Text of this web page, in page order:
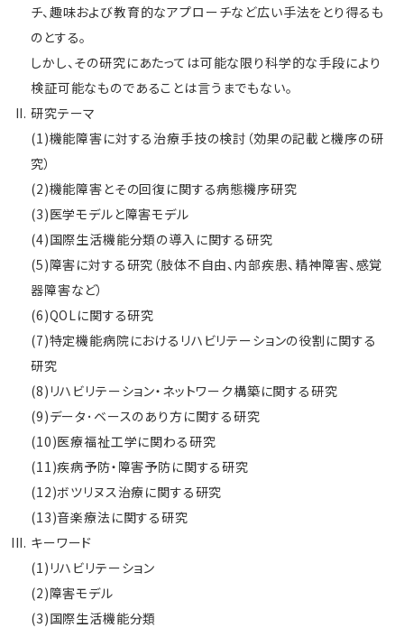
チ、趣味および教育的なアプローチなど広い手法をとり得るも
のとする。
しかし、その研究にあたっては可能な限り科学的な手段により
検証可能なものであることは言うまでもない。
研究テーマ
(1)機能障害に対する治療手技の検討（効果の記載と機序の研
究）
(2)機能障害とその回復に関する病態機序研究
(3)医学モデルと障害モデル
(4)国際生活機能分類の導入に関する研究
(5)障害に対する研究（肢体不自由、内部疾患、精神障害、感覚
器障害など）
(6)QOLに関する研究
(7)特定機能病院におけるリハビリテーションの役割に関する
研究
(8)リハビリテーション・ネットワーク構築に関する研究
(9)データ･ベースのあり方に関する研究
(10)医療福祉工学に関わる研究
(11)疾病予防・障害予防に関する研究
(12)ボツリヌス治療に関する研究
(13)音楽療法に関する研究
キーワード
(1)リハビリテーション
(2)障害モデル
(3)国際生活機能分類